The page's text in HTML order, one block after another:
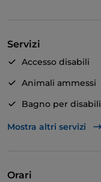
Servizi
Accesso disabili
Animali ammessi
Bagno per disabili
Si parla inglese
Mostra altri servizi
Orari